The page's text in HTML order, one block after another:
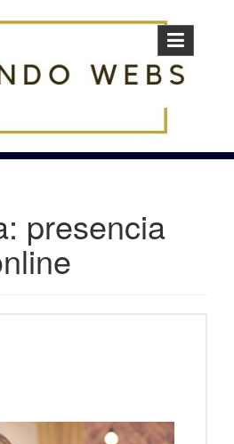
presencia